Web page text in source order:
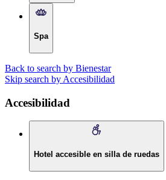
Spa
Back to search by Bienestar
Skip search by Accesibilidad
Accesibilidad
Hotel accesible en silla de ruedas